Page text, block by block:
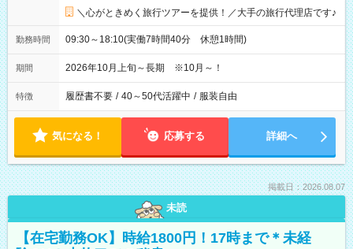
＼心がときめく旅行ツアーを提供！／大手の旅行代理店です♪
勤務時間 09:30～18:10(実働7時間40分 休憩1時間)
期間 2026年10月上旬～長期 ※10月～！
特徴 履歴書不要 / 40～50代活躍中 / 服装自由
気になる！ 応募する 詳細へ
掲載日：2026.08.07
未読
【在宅勤務OK】時給1800円！17時まで＊未経